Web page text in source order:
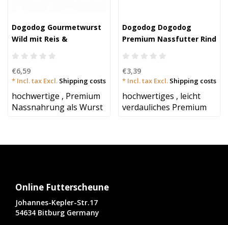
Dogodog Gourmetwurst
Wild mit Reis &
Grünlippmuschel
€6,59
* Incl. tax Excl. Shipping costs
hochwertige , Premium
Nassnahrung als Wurst
Dogodog Dogodog
Premium Nassfutter Rind
mit Kartoffeln &
Karotten
€3,39
* Incl. tax Excl. Shipping costs
hochwertiges , leicht
verdauliches Premium
Online Futterscheune
Johannes-Kepler-Str.17
54634 Bitburg Germany